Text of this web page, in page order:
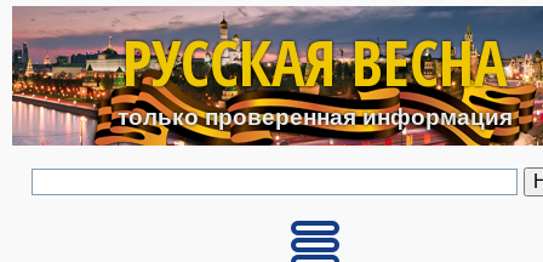
Перейти к основному
РУССКАЯ ВЕСНА
только проверенная информация